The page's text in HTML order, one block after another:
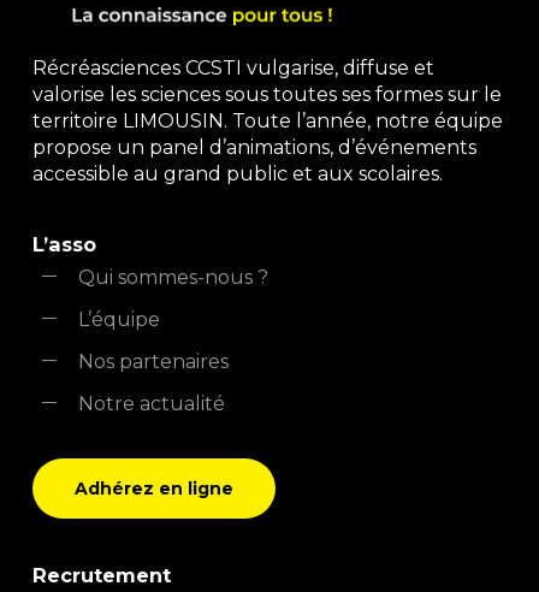
Récréasciences CCSTI vulgarise, diffuse et
valorise les sciences sous toutes ses formes sur le
territoire LIMOUSIN. Toute l’année, notre équipe
propose un panel d’animations, d’événements
accessible au grand public et aux scolaires.
L’asso
Qui sommes-nous ?
L’équipe
Nos partenaires
Notre actualité
Adhérez en ligne
Recrutement